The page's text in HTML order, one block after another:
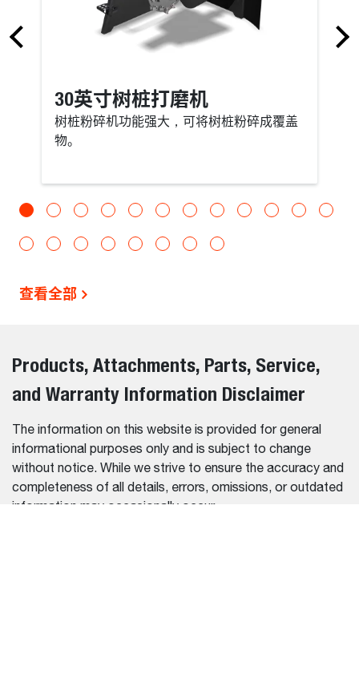
30英寸树桩打磨机
树桩粉碎机功能强大，可将树桩粉碎成覆盖
物。
查看全部
Products, Attachments, Parts, Service,
and Warranty Information Disclaimer
The information on this website is provided for general
informational purposes only and is subject to change
without notice. While we strive to ensure the accuracy and
completeness of all details, errors, omissions, or outdated
information may occasionally occur.